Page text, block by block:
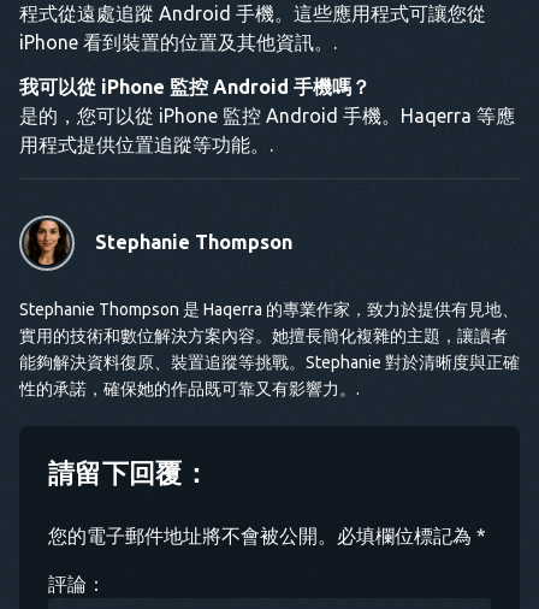
程式從遠處追蹤 Android 手機。這些應用程式可讓您從
iPhone 看到裝置的位置及其他資訊。.
我可以從 iPhone 監控 Android 手機嗎？
是的，您可以從 iPhone 監控 Android 手機。Haqerra 等應
用程式提供位置追蹤等功能。.
Stephanie Thompson
Stephanie Thompson 是 Haqerra 的專業作家，致力於提供有見地、
實用的技術和數位解決方案內容。她擅長簡化複雜的主題，讓讀者
能夠解決資料復原、裝置追蹤等挑戰。Stephanie 對於清晰度與正確
性的承諾，確保她的作品既可靠又有影響力。.
請留下回覆：
您的電子郵件地址將不會被公開。必填欄位標記為 *
評論：